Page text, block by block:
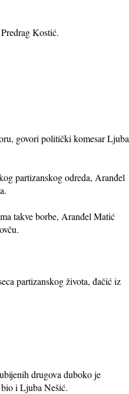
Kostić.
govori politički komesar Ljuba
partizanskog odreda, Aranđel
takve borbe, Aranđel Matić
partizanskog života, đačić iz
drugova duboko je
bio i Ljuba Nešić.